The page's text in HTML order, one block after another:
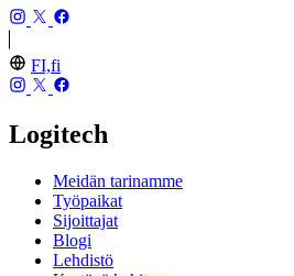
FI,fi
Logitech
Meidän tarinamme
Työpaikat
Sijoittajat
Blogi
Lehdistö